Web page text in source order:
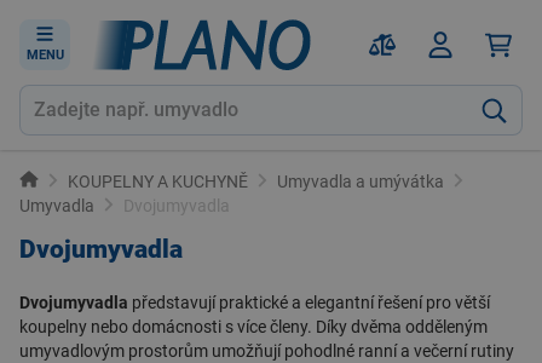
MENU
KOUPELNY A KUCHYNĚ
Umyvadla a umývátka
Umyvadla
Dvojumyvadla
Dvojumyvadla
Dvojumyvadla představují praktické a elegantní řešení pro větší
koupelny nebo domácnosti s více členy. Díky dvěma odděleným
umyvadlovým prostorům umožňují pohodlné ranní a večerní rutiny